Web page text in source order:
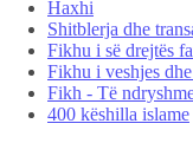
Haxhi
Shitblerja dhe
Fikhu i së drejtës
Fikhu i veshjes
Fikh - Të
400 këshilla islame